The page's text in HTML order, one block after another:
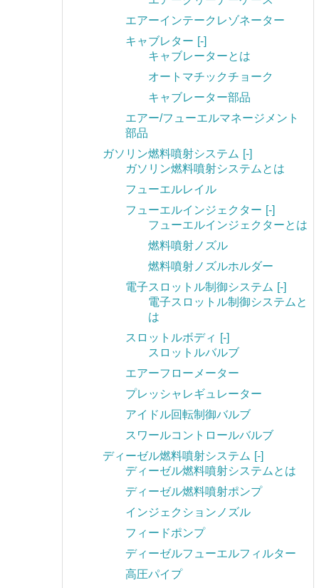
エアーインテークレゾネーター
キャブレター [-]
キャブレーターとは
オートマチックチョーク
キャブレーター部品
エアー/フューエルマネージメント
部品
ガソリン燃料噴射システム [-]
ガソリン燃料噴射システムとは
フューエルレイル
フューエルインジェクター [-]
フューエルインジェクターとは
燃料噴射ノズル
燃料噴射ノズルホルダー
電子スロットル制御システム [-]
電子スロットル制御システムと
は
スロットルボディ [-]
スロットルバルブ
エアーフローメーター
プレッシャレギュレーター
アイドル回転制御バルブ
スワールコントロールバルブ
ディーゼル燃料噴射システム [-]
ディーゼル燃料噴射システムとは
ディーゼル燃料噴射ポンプ
インジェクションノズル
フィードポンプ
ディーゼルフューエルフィルター
高圧パイプ